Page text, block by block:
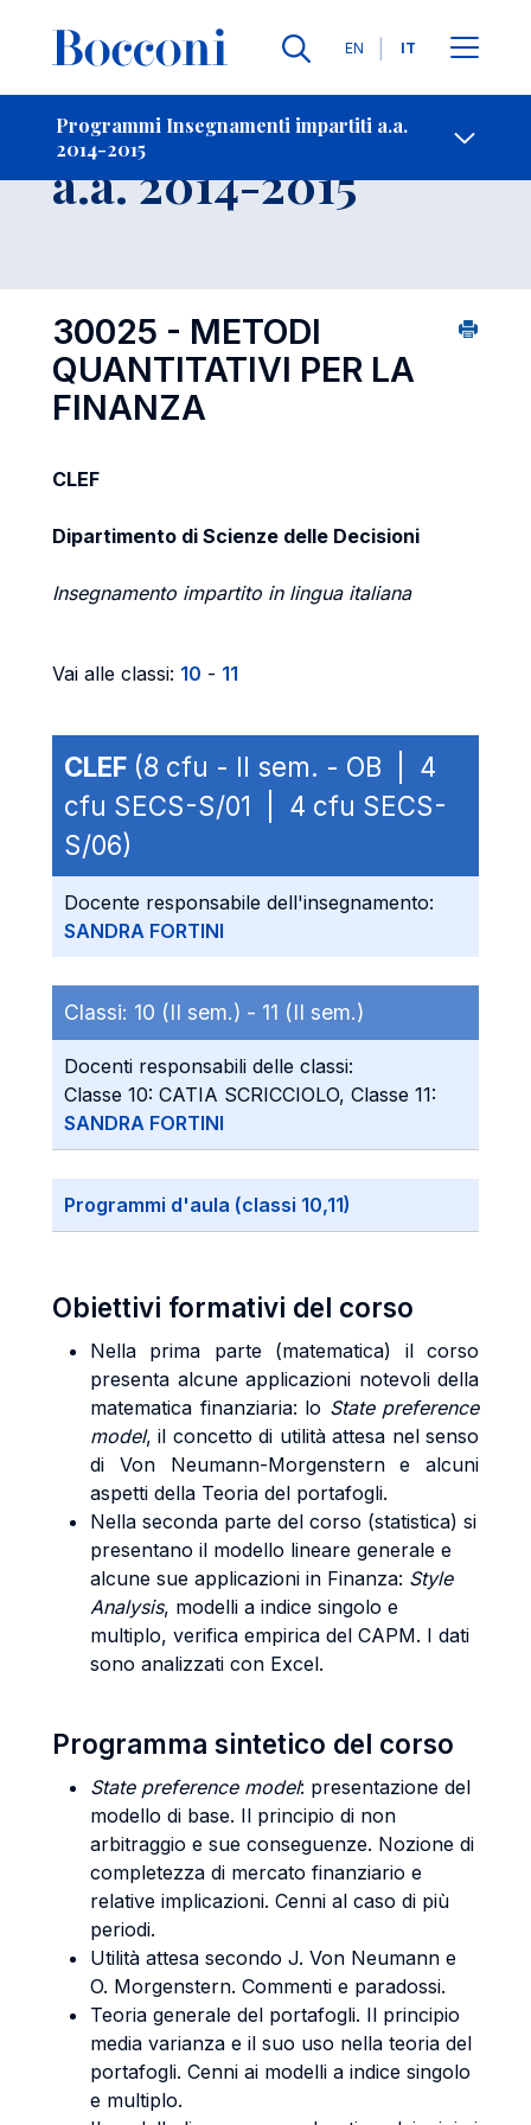
Lingue
EN IT
Programmi Insegnamenti impartiti a.a.
2014-2015
-
Insegnamento
a.a. 2014-2015
30025 - METODI
QUANTITATIVI PER LA
FINANZA
CLEF
Dipartimento di Scienze delle Decisioni
Insegnamento impartito in lingua italiana
Vai alle classi: 10 - 11
CLEF (8 cfu - II sem. - OB | 4
cfu SECS-S/01 | 4 cfu SECS-
S/06)
Docente responsabile dell'insegnamento:
SANDRA FORTINI
Classi: 10 (II sem.) - 11 (II sem.)
Docenti responsabili delle classi:
Classe 10: CATIA SCRICCIOLO, Classe 11:
SANDRA FORTINI
Programmi d'aula (classi 10,11)
Obiettivi formativi del corso
Nella prima parte (matematica) il corso
presenta alcune applicazioni notevoli della
matematica finanziaria: lo State preference
model, il concetto di utilità attesa nel senso
di Von Neumann-Morgenstern e alcuni
aspetti della Teoria del portafogli.
Nella seconda parte del corso (statistica) si
presentano il modello lineare generale e
alcune sue applicazioni in Finanza: Style
Analysis, modelli a indice singolo e
multiplo, verifica empirica del CAPM. I dati
sono analizzati con Excel.
Programma sintetico del corso
State preference model: presentazione del
modello di base. Il principio di non
arbitraggio e sue conseguenze. Nozione di
completezza di mercato finanziario e
relative implicazioni. Cenni al caso di più
periodi.
Utilità attesa secondo J. Von Neumann e
O. Morgenstern. Commenti e paradossi.
Teoria generale del portafogli. Il principio
media varianza e il suo uso nella teoria del
portafogli. Cenni ai modelli a indice singolo
e multiplo.